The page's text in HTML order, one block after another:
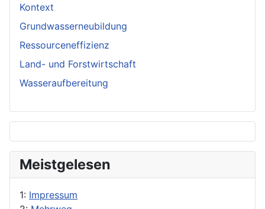
Kontext
Grundwasserneubildung
Ressourceneffizienz
Land- und Forstwirtschaft
Wasseraufbereitung
Meistgelesen
1: Impressum